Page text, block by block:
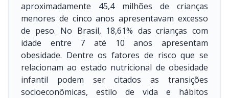
aproximadamente 45,4 milhões de crianças
menores de cinco anos apresentavam excesso
de peso. No Brasil, 18,61% das crianças com
idade entre 7 até 10 anos apresentam
obesidade. Dentre os fatores de risco que se
relacionam ao estado nutricional de obesidade
infantil podem ser citados as transições
socioeconômicas, estilo de vida e hábitos